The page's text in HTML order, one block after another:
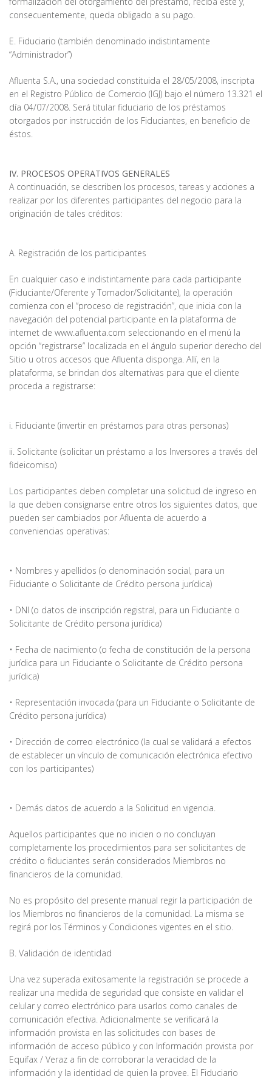
consecuentemente, queda obligado a su pago.
E. Fiduciario (también denominado indistintamente
“Administrador”)
Afluenta S.A., una sociedad constituida el 28/05/2008, inscripta
en el Registro Público de Comercio (IGJ) bajo el número 13.321 el
día 04/07/2008. Será titular fiduciario de los préstamos
otorgados por instrucción de los Fiduciantes, en beneficio de
éstos.
IV. PROCESOS OPERATIVOS GENERALES
A continuación, se describen los procesos, tareas y acciones a
realizar por los diferentes participantes del negocio para la
originación de tales créditos:
A. Registración de los participantes
En cualquier caso e indistintamente para cada participante
(Fiduciante/Oferente y Tomador/Solicitante), la operación
comienza con el “proceso de registración”, que inicia con la
navegación del potencial participante en la plataforma de
internet de www.afluenta.com seleccionando en el menú la
opción “registrarse” localizada en el ángulo superior derecho del
Sitio u otros accesos que Afluenta disponga. Allí, en la
plataforma, se brindan dos alternativas para que el cliente
proceda a registrarse:
i. Fiduciante (invertir en préstamos para otras personas)
ii. Solicitante (solicitar un préstamo a los Inversores a través del
fideicomiso)
Los participantes deben completar una solicitud de ingreso en
la que deben consignarse entre otros los siguientes datos, que
pueden ser cambiados por Afluenta de acuerdo a
conveniencias operativas:
• Nombres y apellidos (o denominación social, para un
Fiduciante o Solicitante de Crédito persona jurídica)
• DNI (o datos de inscripción registral, para un Fiduciante o
Solicitante de Crédito persona jurídica)
• Fecha de nacimiento (o fecha de constitución de la persona
jurídica para un Fiduciante o Solicitante de Crédito persona
jurídica)
• Representación invocada (para un Fiduciante o Solicitante de
Crédito persona jurídica)
• Dirección de correo electrónico (la cual se validará a efectos
de establecer un vínculo de comunicación electrónica efectivo
con los participantes)
• Demás datos de acuerdo a la Solicitud en vigencia.
Aquellos participantes que no inicien o no concluyan
completamente los procedimientos para ser solicitantes de
crédito o fiduciantes serán considerados Miembros no
financieros de la comunidad.
No es propósito del presente manual regir la participación de
los Miembros no financieros de la comunidad. La misma se
regirá por los Términos y Condiciones vigentes en el sitio.
B. Validación de identidad
Una vez superada exitosamente la registración se procede a
realizar una medida de seguridad que consiste en validar el
celular y correo electrónico para usarlos como canales de
comunicación efectiva. Adicionalmente se verificará la
información provista en las solicitudes con bases de
información de acceso público y con Información provista por
Equifax / Veraz a fin de corroborar la veracidad de la
información y la identidad de quien la provee. El Fiduciario